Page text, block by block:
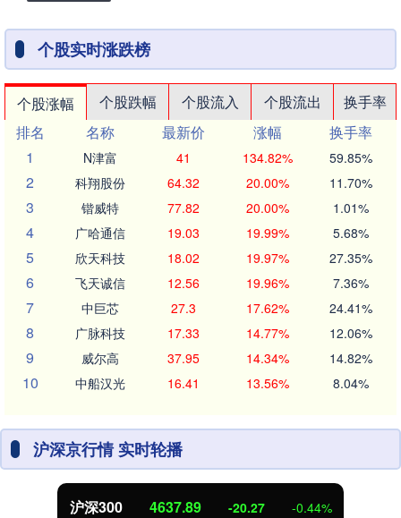
个股实时涨跌榜
个股涨幅 个股跌幅 个股流入 个股流出
换手率
排名
名称 最新价 涨幅
换手率
1
N津富 41 134.82% 59.85%
2 科翔股份 64.32 20.00% 11.70%
3 锴威特 77.82 20.00% 1.01%
4 广哈通信 19.03 19.99% 5.68%
5 欣天科技 18.02 19.97% 27.35%
6 飞天诚信 12.56 19.96% 7.36%
7 中巨芯 27.3 17.62% 24.41%
8 广脉科技 17.33 14.77% 12.06%
9 威尔高 37.95 14.34% 14.82%
10 中船汉光 16.41 13.56% 8.04%
沪深京行情 实时轮播
沪深300 4637.89 -20.27 -0.44%